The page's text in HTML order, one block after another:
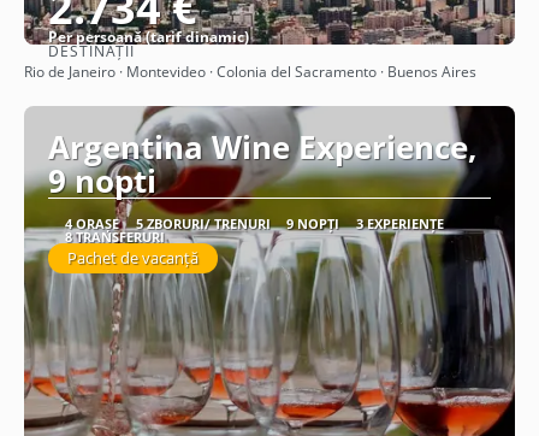
Per persoană (tarif dinamic)
Vezi detalii
DESTINAȚII
Rio de Janeiro · Montevideo · Colonia del Sacramento · Buenos Aires
Argentina Wine Experience,
9 nopti
4 ORAȘE 5 ZBORURI/ TRENURI 9 NOPȚI 3 EXPERIENȚE
8 TRANSFERURI
Pachet de vacanță